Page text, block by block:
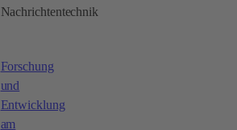
Nachrichtentechnik
Forschung
und
Entwicklung
am